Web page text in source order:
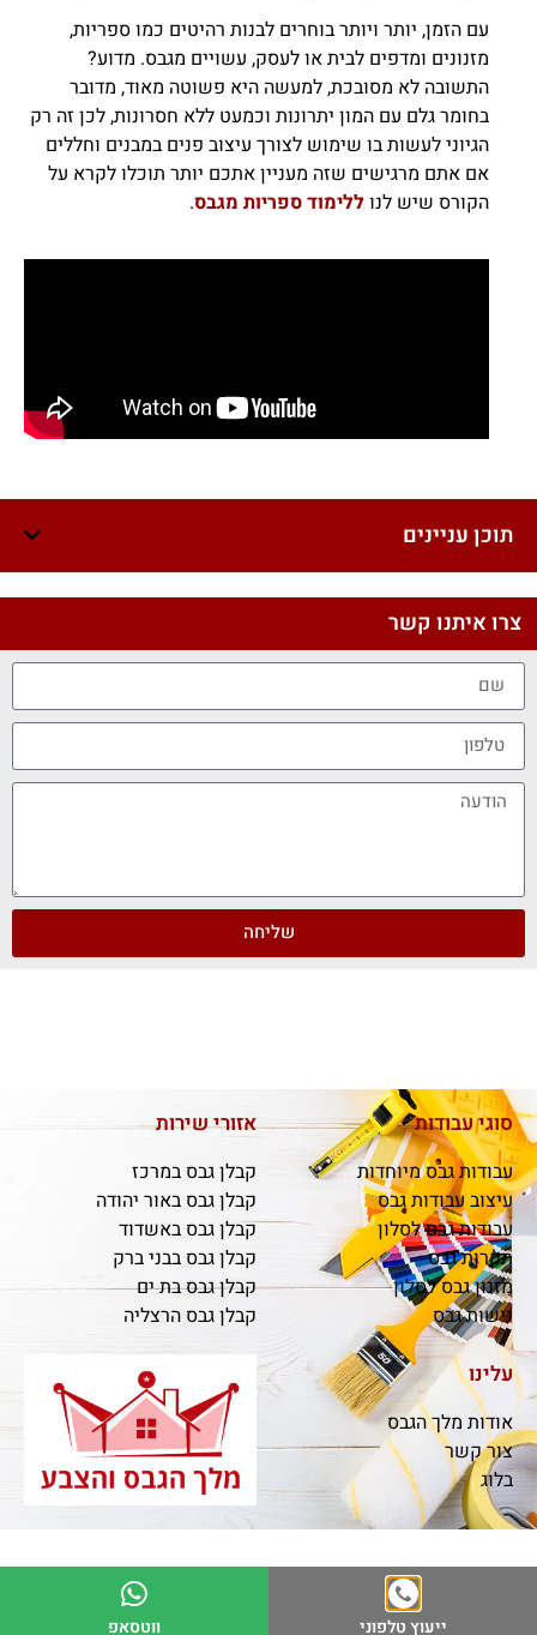
תוכן עניינים
צרו איתנו קשר
שליחה
עם הזמן, יותר ויותר בוחרים לבנות רהיטים כמו ספריות,
מזנונים ומדפים לבית או לעסק, עשויים מגבס. מדוע?
התשובה לא מסובכת, למעשה היא פשוטה מאוד, מדובר
בחומר גלם עם המון יתרונות וכמעט ללא חסרונות, לכן זה רק
הגיוני לעשות בו שימוש לצורך עיצוב פנים במבנים וחללים
אם אתם מרגישים שזה מעניין אתכם יותר תוכלו לקרא על
הקורס שיש לנוללימוד ספריות מגבס.
סוגי עבודות
עבודות גבס מיוחדות
עיצוב עבודות גבס
עבודות גבס לסלון
תקרות גבס
מזנון גבס לסלון
נישות גבס
אזורי שירות
קבלן גבס במרכז
קבלן גבס באור יהודה
קבלן גבס באשדוד
קבלן גבס בבני ברק
קבלן גבס בת ים
קבלן גבס הרצליה
עלינו
אודות מלך הגבס
צור קשר
בלוג
ייעוץ טלפוני ווטסאפ